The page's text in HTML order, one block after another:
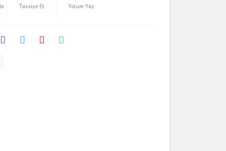
Tavsiye Et Yorum Yaz